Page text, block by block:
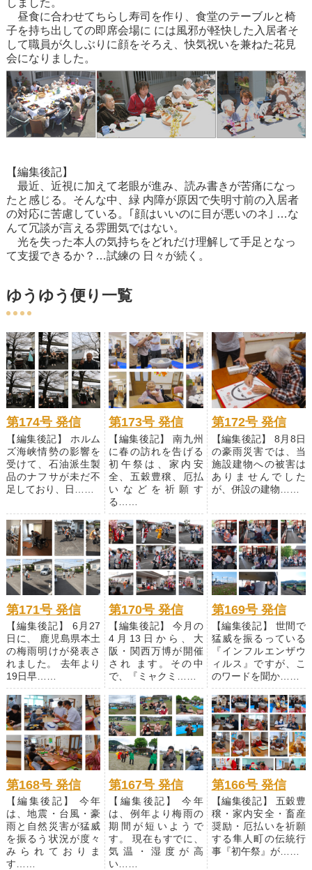
しました。
昼食に合わせてちらし寿司を作り、食堂のテーブルと椅
子を持ち出しての即席会場に には風邪が軽快した入居者そ
して職員が久しぶりに顔をそろえ、快気祝いを兼ねた花見
会になりました。
【編集後記】
最近、近視に加えて老眼が進み、読み書きが苦痛になっ
たと感じる。そんな中、緑 内障が原因で失明寸前の入居者
の対応に苦慮している。｢顔はいいのに目が悪いのネ｣ …な
んて冗談が言える雰囲気ではない。
光を失った本人の気持ちをどれだけ理解して手足となっ
て支援できるか？…試練の 日々が続く。
ゆうゆう便り一覧
第174号 発信
【編集後記】 ホルム
ズ海峡情勢の影響を
受けて、石油派生製
品のナフサが未だ不
足しており、日……
第173号 発信
【編集後記】 南九州
に春の訪れを告げる
初午祭は、家内安
全、五穀豊穣、厄払
いなどを祈願す
る……
第172号 発信
【編集後記】 8月8日
の豪雨災害では、当
施設建物への被害は
ありませんでした
が、併設の建物……
第171号 発信
【編集後記】 6月27
日に、 鹿児島県本土
の梅雨明けが発表さ
れました。 去年より
19日早……
第170号 発信
【編集後記】 今月の
4月13日から、大
阪・関西万博が開催
され ます。その中
で、『ミャクミ……
第169号 発信
【編集後記】 世間で
猛威を振るっている
『インフルエンザウ
ィルス』ですが、こ
のワードを聞か……
第168号 発信
【編集後記】 今年
は、地震・台風・豪
雨と自然災害が猛威
を振るう状況が度々
みられておりま
す……
第167号 発信
【編集後記】 今年
は、例年より梅雨の
期間が短いようで
す。 現在もすでに、
気温・湿度が高
い……
第166号 発信
【編集後記】 五穀豊
穣・家内安全・畜産
奨励・厄払いを祈願
する隼人町の伝統行
事『初午祭』が……